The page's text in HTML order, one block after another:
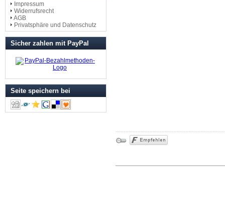
Impressum
Widerrufsrecht
AGB
Privatsphäre und Datenschutz
Sicher zahlen mit PayPal
Seite speichern bei